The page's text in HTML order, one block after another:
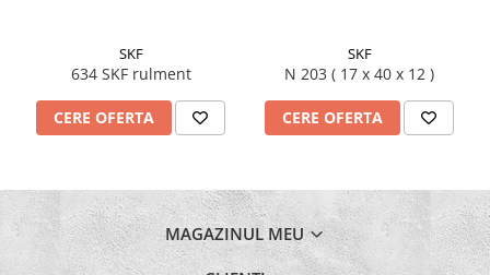
SKF
634 SKF rulment
CERE OFERTA
SKF
N 203 ( 17 x 40 x 12 )
CERE OFERTA
MAGAZINUL MEU